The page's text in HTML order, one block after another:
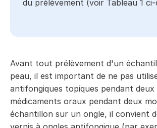
du prélèvement (voir Tableau 1 ci-
Avant tout prélèvement d'un
peau, il est important de ne pas
antifongiques topiques pendant deux
médicaments oraux pendant deux
échantillon sur un ongle, il convient